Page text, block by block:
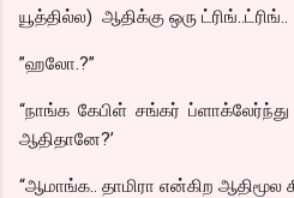
யூத்தில்ல) ஆதிக்கு ஒரு ட்ரிங்..ட்ரிங்..
”ஹலோ.?”
“நாங்க கேபிள் சங்கர்
ஆதிதானே?’
“ஆமாங்க.. தாமிரா என்கிற